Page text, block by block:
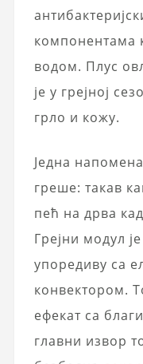
компонентама
водом. Плус
је у грејној
грло и кожу.
Једна
греше: такав
пећ на дрва
Грејни модул
упоредиву са
конвектором.
ефекат са
главни извор